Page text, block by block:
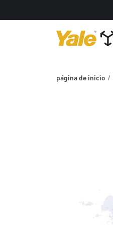
página de inicio